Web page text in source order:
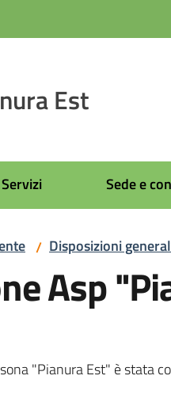
Est
Servizi Sede e
/ Disposizioni
Asp
"Pianura Est" è